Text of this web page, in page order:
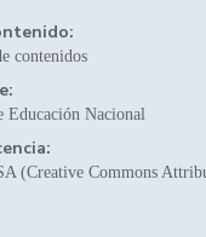
contenidos
Educación Nacional
(Creative Commons